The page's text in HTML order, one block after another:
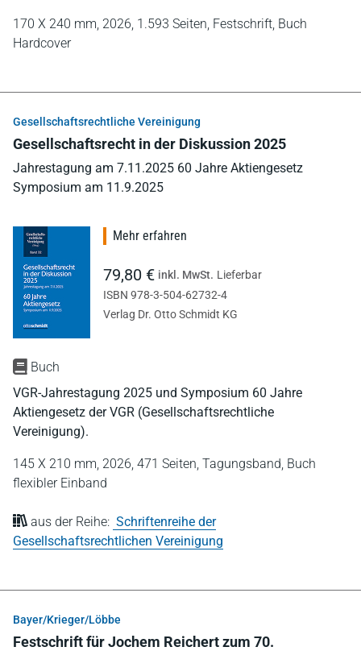
170 X 240 mm, 2026, 1.593 Seiten, Festschrift, Buch
Hardcover
Gesellschaftsrechtliche Vereinigung
Gesellschaftsrecht in der Diskussion 2025
Jahrestagung am 7.11.2025 60 Jahre Aktiengesetz
Symposium am 11.9.2025
Buch
VGR-Jahrestagung 2025 und Symposium 60 Jahre
Aktiengesetz der VGR (Gesellschaftsrechtliche
Vereinigung).
145 X 210 mm, 2026, 471 Seiten, Tagungsband, Buch
flexibler Einband
aus der Reihe: Schriftenreihe der
Gesellschaftsrechtlichen Vereinigung
Mehr erfahren
79,80 € inkl. MwSt. Lieferbar
ISBN 978-3-504-62732-4
Verlag Dr. Otto Schmidt KG
Bayer/Krieger/Löbbe
Festschrift für Jochem Reichert zum 70.